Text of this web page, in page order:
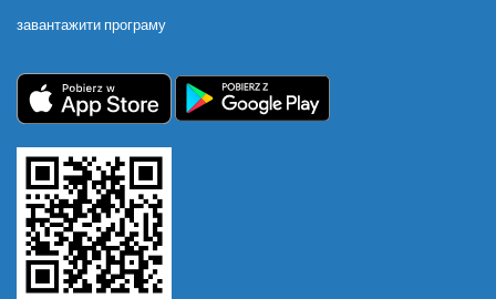
завантажити програму